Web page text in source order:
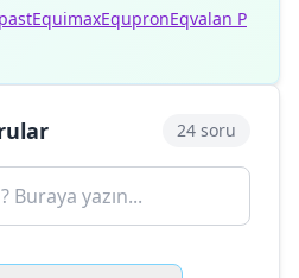
EquimaxEqupronEqvalan P
24 soru